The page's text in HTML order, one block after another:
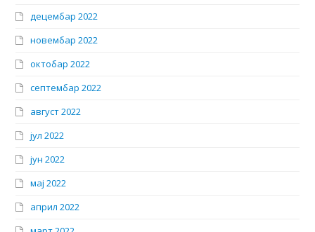
децембар 2022
новембар 2022
октобар 2022
септембар 2022
август 2022
јул 2022
јун 2022
мај 2022
април 2022